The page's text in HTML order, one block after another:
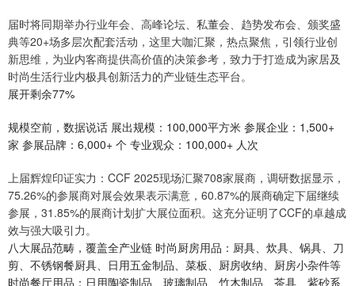
届时将同期举办行业年会、高峰论坛、私董会、趋势发布会、颁奖盛
典等20+场多层次配套活动，这里大咖汇聚，热点聚焦，引领行业创
新思维，为业内客商提供高价值的决策参考，致力于打造成为家居及
时尚生活行业内极具创新活力的产业链生态平台。
展开剩余77%
规模空前，数据说话 展出规模：100,000平方米 参展企业：1,500+
家 参展品牌：6,000+ 个 专业观众：100,000+ 人次
上届辉煌印证实力：CCF 2025现场汇聚708家展商，调研数据显示，
75.26%的参展商对展会效果表示满意，60.87%的展商确定下届继续
参展，31.85%的展商计划扩大展位面积。这充分证明了CCF的卓越成
效与强大吸引力。
八大展品范畴，覆盖全产业链 时尚厨房用品：厨具、炊具、锅具、刀
剪、不锈钢餐厨具、日用五金制品、菜板、厨房收纳、厨房小杂件等
时尚餐厅用品：日用陶瓷制品、玻璃制品、竹木制品、茶具、紫砂系